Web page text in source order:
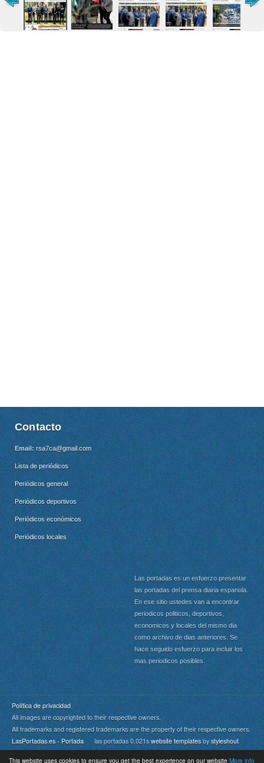
This website uses cookies to ensure you get the best experience on our website More info
Contacto
Email: rsa7ca@gmail.com
Lista de periódicos
Periódicos general
Periódicos deportivos
Periódicos económicos
Periódicos locales
Las portadas es un esfuerzo presentar
las portadas del prensa diaria espanola.
En ese sitio ustedes van a encontrar
periodicos politicos, deportivos,
economicos y locales del mismo dia
como archivo de dias anteriores. Se
hace seguido esfuerzo para incluir los
mas periodicos posibles.
Política de privacidad
All images are copyrighted to their respective owners.
All trademarks and registered trademarks are the property of their respective owners.
LasPortadas.es - Portada las portadas 0.021s website templates by styleshout